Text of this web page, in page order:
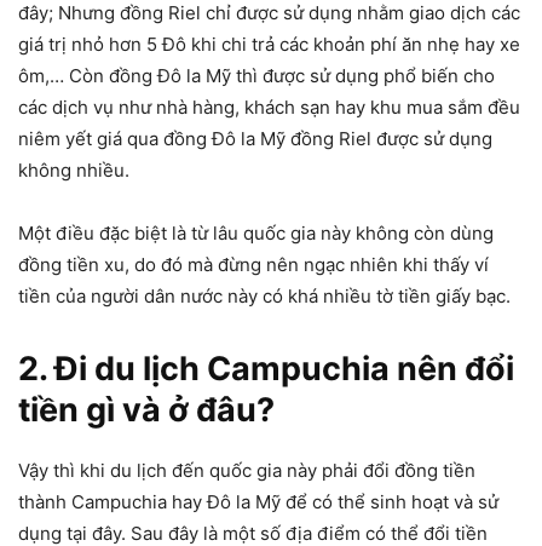
đây; Nhưng đồng Riel chỉ được sử dụng nhằm giao dịch các
giá trị nhỏ hơn 5 Đô khi chi trả các khoản phí ăn nhẹ hay xe
ôm,… Còn đồng Đô la Mỹ thì được sử dụng phổ biến cho
các dịch vụ như nhà hàng, khách sạn hay khu mua sắm đều
niêm yết giá qua đồng Đô la Mỹ đồng Riel được sử dụng
không nhiều.
Một điều đặc biệt là từ lâu quốc gia này không còn dùng
đồng tiền xu, do đó mà đừng nên ngạc nhiên khi thấy ví
tiền của người dân nước này có khá nhiều tờ tiền giấy bạc.
2. Đi du lịch Campuchia nên đổi
tiền gì và ở đâu?
Vậy thì khi du lịch đến quốc gia này phải đổi đồng tiền
thành Campuchia hay Đô la Mỹ để có thể sinh hoạt và sử
dụng tại đây. Sau đây là một số địa điểm có thể đổi tiền